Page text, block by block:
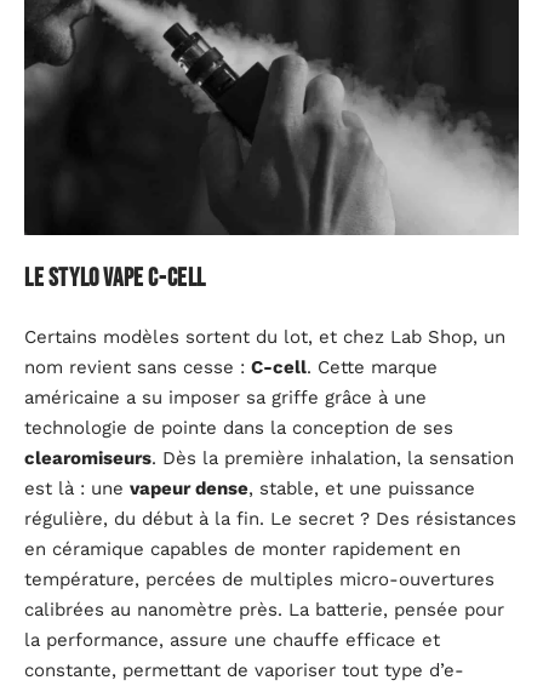
Le stylo Vape C-cell
Certains modèles sortent du lot, et chez Lab Shop, un
nom revient sans cesse : C-cell. Cette marque
américaine a su imposer sa griffe grâce à une
technologie de pointe dans la conception de ses
clearomiseurs. Dès la première inhalation, la sensation
est là : une vapeur dense, stable, et une puissance
régulière, du début à la fin. Le secret ? Des résistances
en céramique capables de monter rapidement en
température, percées de multiples micro-ouvertures
calibrées au nanomètre près. La batterie, pensée pour
la performance, assure une chauffe efficace et
constante, permettant de vaporiser tout type d’e-